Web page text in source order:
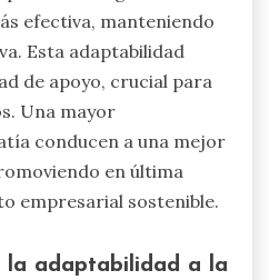
efectiva, manteniendo
Esta adaptabilidad
de apoyo, crucial para
Una mayor
conducen a una mejor
en última
empresarial sostenible.
la adaptabilidad a la